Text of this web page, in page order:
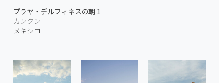
プラヤ・デルフィネスの朝 1
カンクン
メキシコ